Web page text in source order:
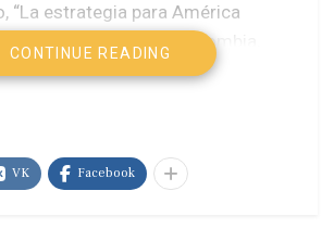
“La estrategia para América
publicado en Colombia,
del capital y de los sectores
de redes intelectuales y políticas
a una reestructuración y un
CONTINUE READING
VK Facebook